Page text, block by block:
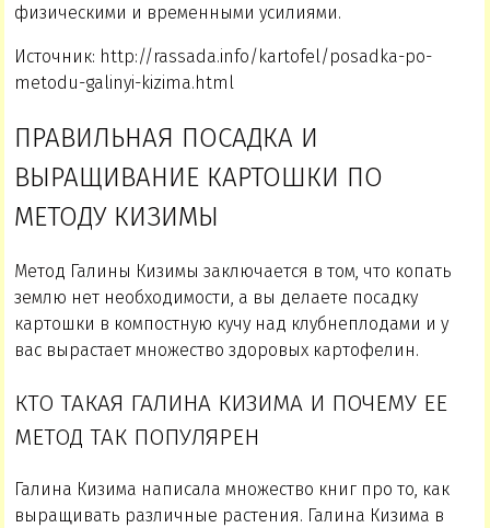
физическими и временными усилиями.
Источник: http://rassada.info/kartofel/posadka-po-
metodu-galinyi-kizima.html
ПРАВИЛЬНАЯ ПОСАДКА И
ВЫРАЩИВАНИЕ КАРТОШКИ ПО
МЕТОДУ КИЗИМЫ
Метод Галины Кизимы заключается в том, что копать
землю нет необходимости, а вы делаете посадку
картошки в компостную кучу над клубнеплодами и у
вас вырастает множество здоровых картофелин.
КТО ТАКАЯ ГАЛИНА КИЗИМА И ПОЧЕМУ ЕЕ
МЕТОД ТАК ПОПУЛЯРЕН
Галина Кизима написала множество книг про то, как
выращивать различные растения. Галина Кизима в